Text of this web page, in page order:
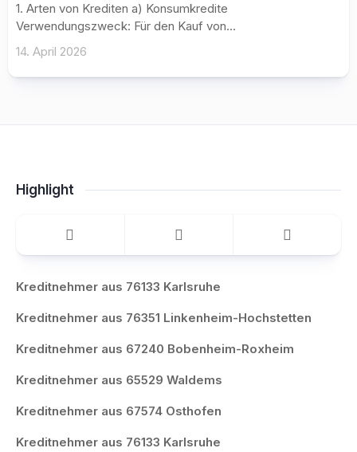
1. Arten von Krediten a) Konsumkredite
Verwendungszweck: Für den Kauf von...
14. April 2026
Highlight
Kreditnehmer aus 76133 Karlsruhe
Kreditnehmer aus 76351 Linkenheim-Hochstetten
Kreditnehmer aus 67240 Bobenheim-Roxheim
Kreditnehmer aus 65529 Waldems
Kreditnehmer aus 67574 Osthofen
Kreditnehmer aus 76133 Karlsruhe